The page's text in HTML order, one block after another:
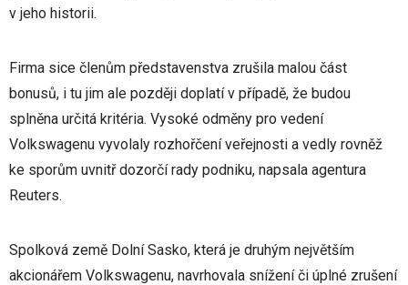
v jeho historii.
Firma sice členům představenstva zrušila malou část
bonusů, i tu jim ale později doplatí v případě, že budou
splněna určitá kritéria. Vysoké odměny pro vedení
Volkswagenu vyvolaly rozhořčení veřejnosti a vedly rovněž
ke sporům uvnitř dozorčí rady podniku, napsala agentura
Reuters.
Spolková země Dolní Sasko, která je druhým největším
akcionářem Volkswagenu, navrhovala snížení či úplné zrušení